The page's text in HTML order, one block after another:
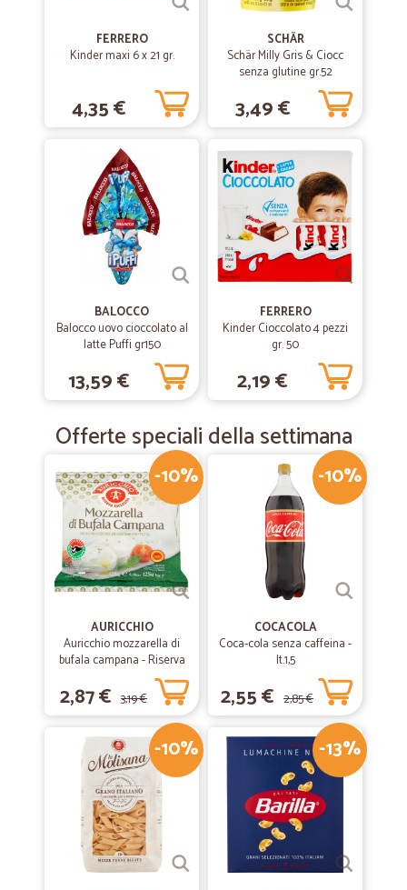
03/09/2020
Buon prezzo e veloci
04/03/2020
—Fabio C.
Vendita e spedizione perfetta
Vendita e spedizione perfetta Il pacco è arrivato un giorno prima del
15/02/2020
—Bernardi G.
Prodotto ottimo e consegna rapida
Prodotto ottimo e consegna rapida
FERRERO
Kinder maxi 6 x 21 gr.
4,35 €
SCHÄR
Schär Milly Gris & Ciocc
senza glutine gr.52
3,49 €
BALOCCO
Balocco uovo cioccolato al
latte Puffi gr150
13,59 €
FERRERO
Kinder Cioccolato 4 pezzi
gr. 50
2,19 €
Offerte speciali della settimana
-10%
AURICCHIO
Auricchio mozzarella di
bufala campana - Riserva
esclusiva gr.125
2,87 € 3,19 €
-10%
COCACOLA
Coca-cola senza caffeina -
lt.1,5
2,55 € 2,85 €
-10% -13%